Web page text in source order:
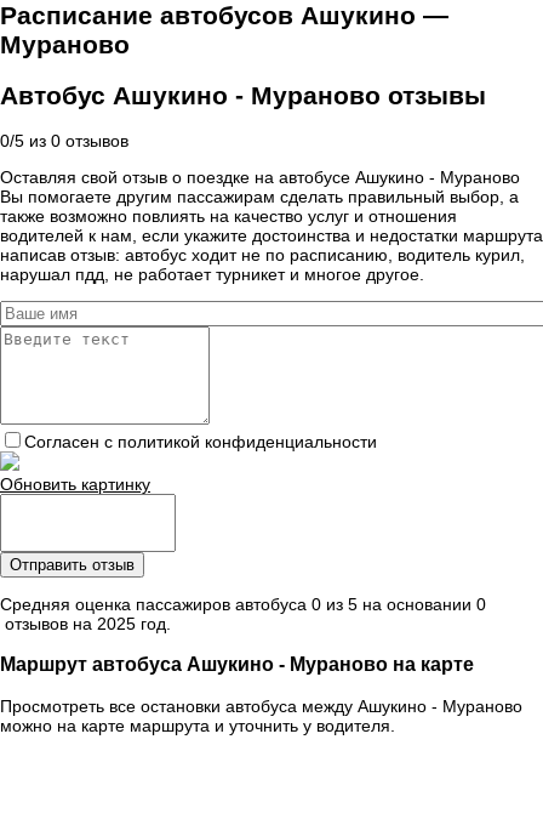
Расписание автобусов Ашукино —
Мураново
Автобус Ашукино - Мураново отзывы
0/5 из 0 отзывов
Оставляя свой отзыв о поездке на автобусе Ашукино - Мураново
Вы помогаете другим пассажирам сделать правильный выбор, а
также возможно повлиять на качество услуг и отношения
водителей к нам, если укажите достоинства и недостатки маршрута
написав отзыв: автобус ходит не по расписанию, водитель курил,
нарушал пдд, не работает турникет и многое другое.
Согласен с политикой конфиденциальности
Обновить картинку
Отправить отзыв
Средняя оценка пассажиров автобуса 0 из 5 на основании 0
отзывов на 2025 год.
Маршрут автобуса Ашукино - Мураново на карте
Просмотреть все остановки автобуса между Ашукино - Мураново
можно на карте маршрута и уточнить у водителя.